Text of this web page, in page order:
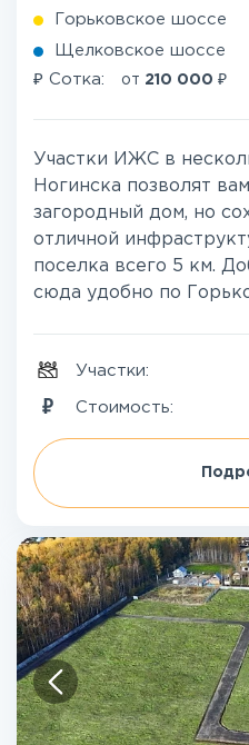
Горьковское шоссе
Щелковское шоссе
₽ Сотка: от 210 000 ₽
Участки ИЖС в
Ногинска позволят
загородный дом, но
отличной
поселка всего 5 км.
сюда удобно по
Участки:
Стоимость: